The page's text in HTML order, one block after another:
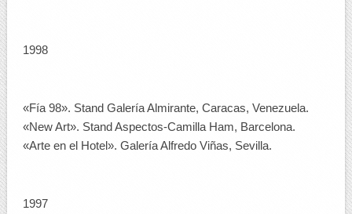
1998
«Fía 98». Stand Galería Almirante, Caracas, Venezuela.
«New Art». Stand Aspectos-Camilla Ham, Barcelona.
«Arte en el Hotel». Galería Alfredo Viñas, Sevilla.
1997